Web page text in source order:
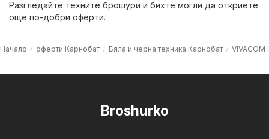
Разгледайте техните брошури и бихте могли да откриете
още по-добри оферти.
Начало оферти Карнобат Бяла и черна техника Карнобат VIVACOM
Broshurko